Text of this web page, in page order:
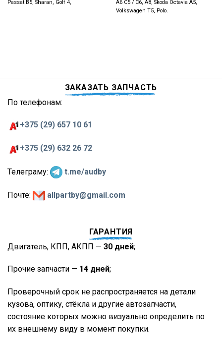
Passat B5, Sharan, Golf 4,
A6 C5 / C6, A8, Skoda Octavia A5,
Volkswagen T5, Polo.
ЗАКАЗАТЬ ЗАПЧАСТЬ
По телефонам:
+375 (29) 657 10 61
+375 (29) 632 26 72
Телеграму: t.me/audby
Почте: allpartby@gmail.com
ГАРАНТИЯ
Двигатель, КПП, АКПП — 30 дней;
Прочие запчасти — 14 дней;
Проверочный срок не распространяется на детали
кузова, оптику, стёкла и другие автозапчасти,
состояние которых можно визуально определить по
их внешнему виду в момент покупки.